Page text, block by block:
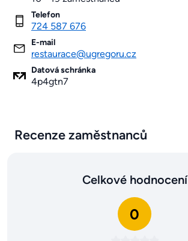
Telefon
724 587 676
E-mail
restaurace@ugregoru.cz
Datová schránka
4p4gtn7
Recenze zaměstnanců
Celkové hodnocení
0